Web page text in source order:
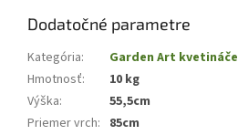
Dodatočné parametre
Kategória:
Garden Art kvetináče
Hmotnosť:
10 kg
Výška:
55,5cm
Priemer vrch: 85cm